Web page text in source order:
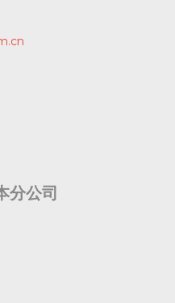
分公司